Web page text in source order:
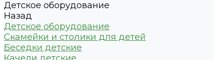
Детское оборудование
Назад
Детское оборудование
Скамейки и столики для детей
Беседки детские